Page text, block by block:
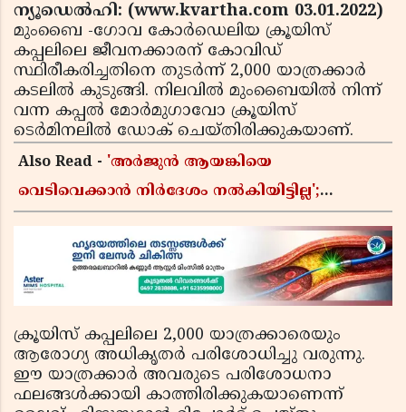
ന്യൂഡെല്‍ഹി: (www.kvartha.com 03.01.2022)
മുംബൈ -ഗോവ കോര്‍ഡെലിയ ക്രൂയിസ്
കപ്പലിലെ ജീവനക്കാരന് കോവിഡ്
സ്ഥിരീകരിച്ചതിനെ തുടര്‍ന്ന് 2,000 യാത്രക്കാര്‍
കടലില്‍ കുടുങ്ങി. നിലവില്‍ മുംബൈയില്‍ നിന്ന്
വന്ന കപ്പല്‍ മോര്‍മുഗാവോ ക്രൂയിസ്
ടെര്‍മിനലില്‍ ഡോക് ചെയ്തിരിക്കുകയാണ്.
Also Read - 'അർജുൻ ആയങ്കിയെ
വെടിവെക്കാൻ നിർദേശം നൽകിയിട്ടില്ല';
ചെന്നിത്തല
ക്രൂയിസ് കപ്പലിലെ 2,000 യാത്രക്കാരെയും
ആരോഗ്യ അധികൃതര്‍ പരിശോധിച്ചു വരുന്നു.
ഈ യാത്രക്കാര്‍ അവരുടെ പരിശോധനാ
ഫലങ്ങള്‍ക്കായി കാത്തിരിക്കുകയാണെന്ന്